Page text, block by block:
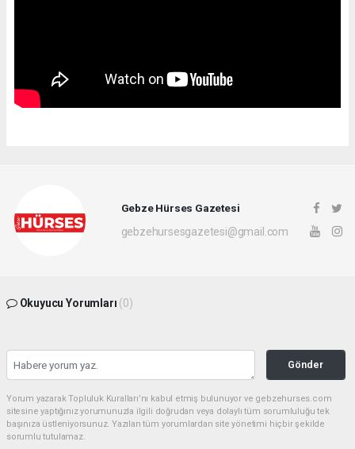
Gebze Hürses Gazetesi
gebzehursesgazetesi@gmail.com
Okuyucu Yorumları (0)
Gönder
Yorum yazarak Topluluk Kuralları’nı kabul etmiş bulunuyor ve gebzehurses.com
sitesine yaptığınız yorumunuzla ilgili doğrudan veya dolaylı tüm sorumluluğu tek
başınıza üstleniyorsunuz. Yazılan tüm yorumlardan site yönetimi hiçbir şekilde
sorumlu tutulamaz.